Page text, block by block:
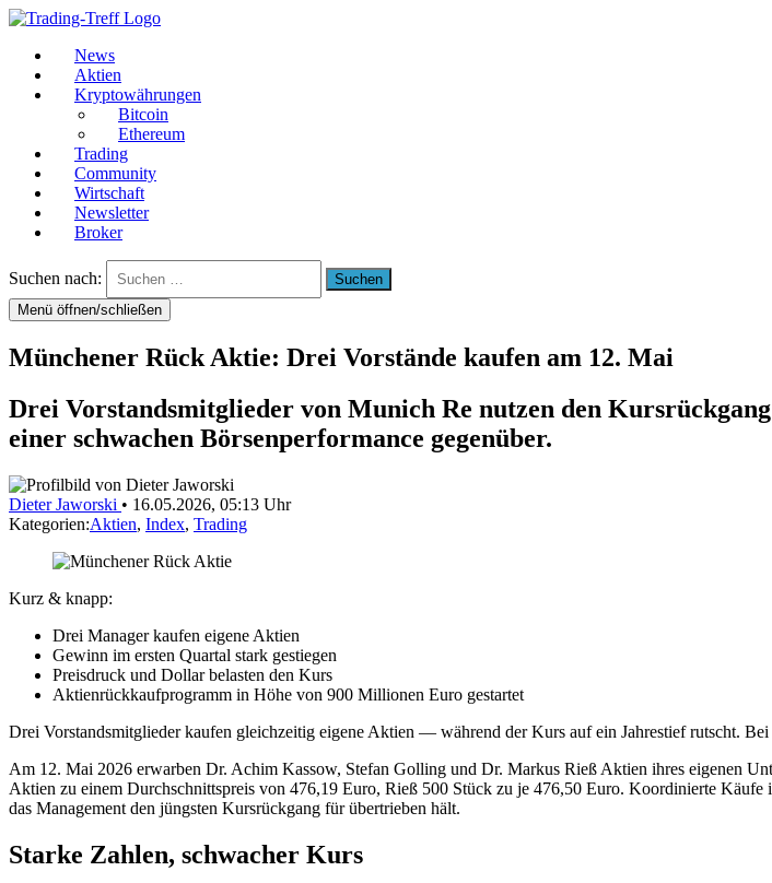
News
Aktien
Kryptowährungen
Bitcoin
Ethereum
Trading
Community
Wirtschaft
Newsletter
Broker
Suchen nach:
Menü öffnen/schließen
Münchener Rück Aktie: Drei Vorstände kaufen am 12. Mai
Drei Vorstandsmitglieder von Munich Re nutzen den
einer schwachen Börsenperformance gegenüber.
Dieter Jaworski • 16.05.2026, 05:13 Uhr
Kategorien:Aktien, Index, Trading
Kurz & knapp:
Drei Manager kaufen eigene Aktien
Gewinn im ersten Quartal stark gestiegen
Preisdruck und Dollar belasten den Kurs
Aktienrückkaufprogramm in Höhe von 900 Millionen Euro gestartet
Drei Vorstandsmitglieder kaufen gleichzeitig eigene Aktien — während der Kurs auf ein Jahrestief rutscht.
Am 12. Mai 2026 erwarben Dr. Achim Kassow, Stefan Golling und Dr. Markus Rieß Aktien ihres eigenen
Aktien zu einem Durchschnittspreis von 476,19 Euro, Rieß 500 Stück zu je 476,50 Euro. Koordinierte
das Management den jüngsten Kursrückgang für übertrieben hält.
Starke Zahlen, schwacher Kurs